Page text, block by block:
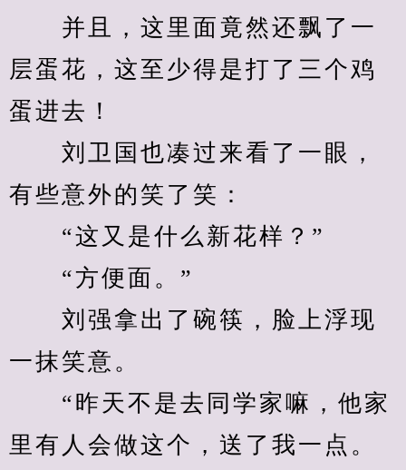
并且，这里面竟然还飘了一
层蛋花，这至少得是打了三个鸡
蛋进去！
刘卫国也凑过来看了一眼，
有些意外的笑了笑：
“这又是什么新花样？”
“方便面。”
刘强拿出了碗筷，脸上浮现
一抹笑意。
“昨天不是去同学家嘛，他家
里有人会做这个，送了我一点。